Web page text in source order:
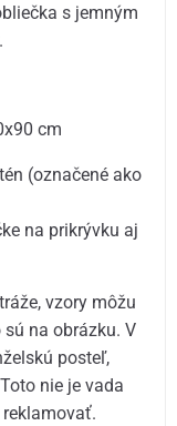
s jemným
cm
(označené ako
na prikrývku aj
vzory môžu
na obrázku. V
posteľ,
nie je vada